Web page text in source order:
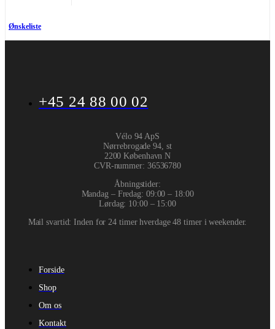
Ønskeliste
+45 24 88 00 02
Vélo 94 ApS
Nørrebrogade 94, st
2200 København N
CVR-nummer: 36536780
Åbningstider:
Mandag – Fredag: 09:00 – 18:00
Lørdag: 10:00 – 15:00
Mail svartid: Inden for 24 timer hverdage 48 timer i weekender.
Forside
Shop
Om os
Kontakt